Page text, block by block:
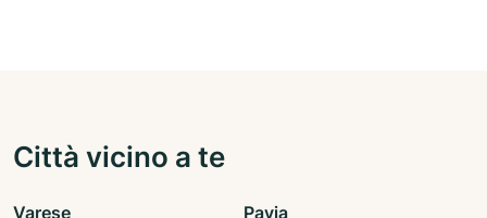
Città vicino a te
Varese Pavia